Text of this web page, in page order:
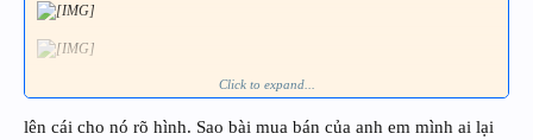
Click to expand...
lên cái cho nó rõ hình. Sao bài mua bán của anh em mình ai lại